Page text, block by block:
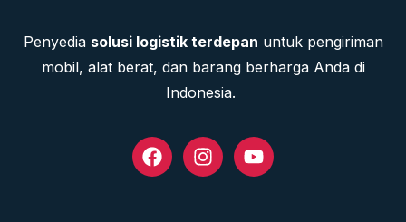
Penyedia solusi logistik terdepan untuk pengiriman
mobil, alat berat, dan barang berharga Anda di
Indonesia.